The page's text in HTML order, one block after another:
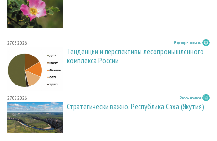
27.05.2026 В центре внимания
Тенденции и перспективы лесопромышленного
комплекса России
27.05.2026 Регион номера
Стратегически важно. Республика Саха (Якутия)